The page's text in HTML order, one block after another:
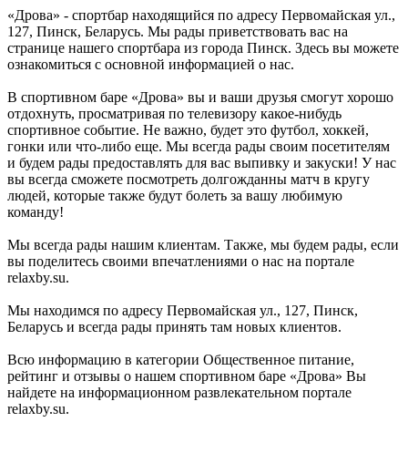
«Дрова» - спортбар находящийся по адресу Первомайская ул.,
127, Пинск, Беларусь. Мы рады приветствовать вас на
странице нашего спортбара из города Пинск. Здесь вы можете
ознакомиться с основной информацией о нас.
В спортивном баре «Дрова» вы и ваши друзья смогут хорошо
отдохнуть, просматривая по телевизору какое-нибудь
спортивное событие. Не важно, будет это футбол, хоккей,
гонки или что-либо еще. Мы всегда рады своим посетителям
и будем рады предоставлять для вас выпивку и закуски! У нас
вы всегда сможете посмотреть долгожданны матч в кругу
людей, которые также будут болеть за вашу любимую
команду!
Мы всегда рады нашим клиентам. Также, мы будем рады, если
вы поделитесь своими впечатлениями о нас на портале
relaxby.su.
Мы находимся по адресу Первомайская ул., 127, Пинск,
Беларусь и всегда рады принять там новых клиентов.
Всю информацию в категории Общественное питание,
рейтинг и отзывы о нашем спортивном баре «Дрова» Вы
найдете на информационном развлекательном портале
relaxby.su.